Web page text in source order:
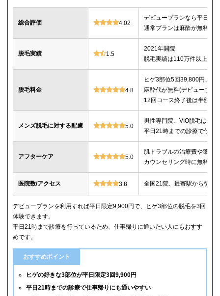
総合評価 4.02
デビュープランなら平日限
通常プランは麻酔が無料、
脱毛実績 1.5
2021年開院
脱毛実績は110万件以上
脱毛料金 4.8
ヒゲ3部位5回39,800円、ヒ
麻酔代が無料(デビュープラ
12回コース終了後は半額で
メンズ脱毛に対する配慮 5.0
男性専門院、VIO脱毛は必
平日21時までの診療で仕事
アフターケア 5.0
肌トラブルの治療費や薬代
カウンセリング時に無料で
医院数/アクセス 3.8 全国21院、最寄駅から徒歩
デビュープランを利用すれば平日限定9,900円で、ヒゲ3部位の脱毛を3回
体験できます。
平日21時まで診療を行っているため、仕事帰りに通いたい人にもおすす
めです。
おすすめポイント
ヒゲの好きな3部位が平日限定3回9,900円
平日21時までの診療で仕事帰りにも通いやすい